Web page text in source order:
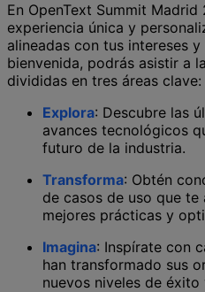
En OpenText Summit
experiencia única y
alineadas con tus intereses
bienvenida, podrás asistir a
divididas en tres áreas clave:
Explora: Descubre las
avances tecnológicos
futuro de la industria.
Transforma: Obtén
de casos de uso que
mejores prácticas y
Imagina: Inspírate con
han transformado sus
nuevos niveles de éxito